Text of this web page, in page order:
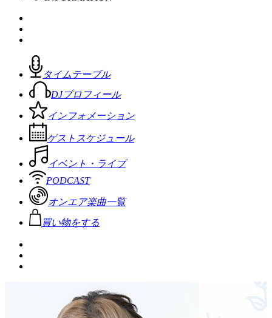
タイムテーブル
DJプロフィール
インフォメーション
ゲストスケジュール
イベント・ライブ
PODCAST
オンエア楽曲一覧
買い物をする